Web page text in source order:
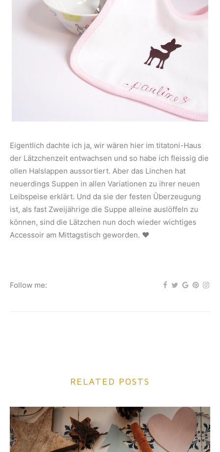
Eigentlich dachte ich ja, wir wären hier im titatoni-Haus
der Lätzchenzeit entwachsen und so habe ich fleissig die
ollen Halslappen aussortiert. Aber das Linchen hat
neuerdings Suppen in allen Variationen zu ihrer neuen
Leibspeise erklärt. Und da sie der festen Überzeugung
ist, als fast Zweijährige die Suppe alleine auslöffeln zu
können, sind die Lätzchen nun doch wieder wichtiges
Accessoir am Mittagstisch geworden. ♥
Follow me:
RELATED POSTS